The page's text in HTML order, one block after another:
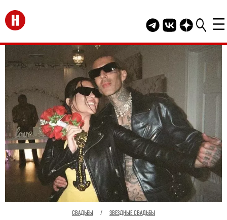
Перейти на главную
Telegram канал
Группа HELLO
Канал
СВАДЬБЫ / ЗВЕЗДНЫЕ СВАДЬБЫ